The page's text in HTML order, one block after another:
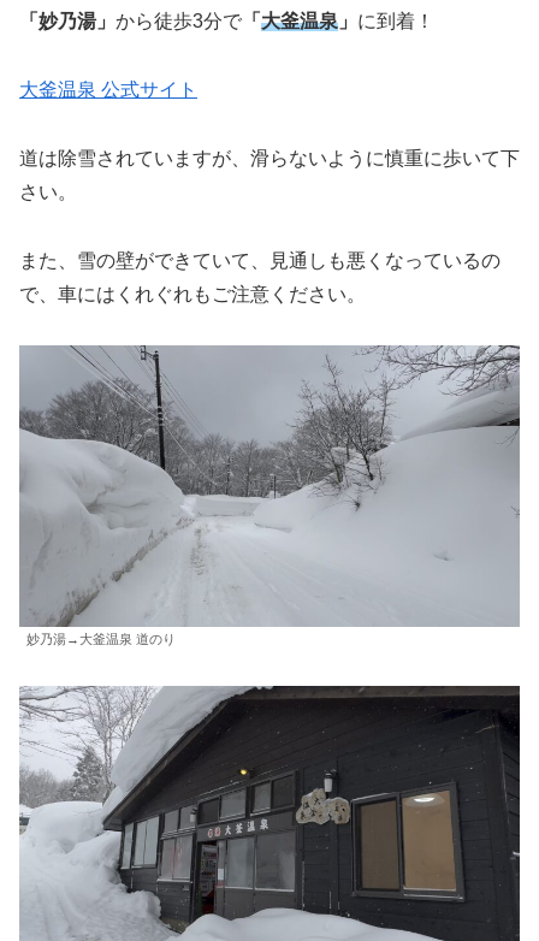
「妙乃湯」 から徒歩3分で 「 大釜温泉 」 に到着！
大釜温泉 公式サイト
道は除雪されていますが、滑らないように慎重に歩いて下
さい。
また、雪の壁ができていて、見通しも悪くなっているの
で、車にはくれぐれもご注意ください。
妙乃湯→大釜温泉 道のり